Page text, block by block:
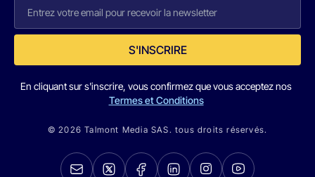
S'INSCRIRE
En cliquant sur s'inscrire, vous confirmez que vous acceptez nos
Termes et Conditions
© 2026 Talmont Media SAS. tous droits réservés.